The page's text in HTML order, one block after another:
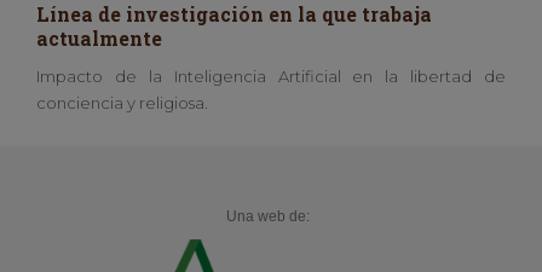
Línea de investigación en la que trabaja
actualmente
Impacto de la Inteligencia Artificial en la libertad de
conciencia y religiosa.
Una web de: